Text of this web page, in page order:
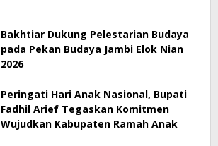
Bakhtiar Dukung Pelestarian Budaya
pada Pekan Budaya Jambi Elok Nian
2026
Peringati Hari Anak Nasional, Bupati
Fadhil Arief Tegaskan Komitmen
Wujudkan Kabupaten Ramah Anak